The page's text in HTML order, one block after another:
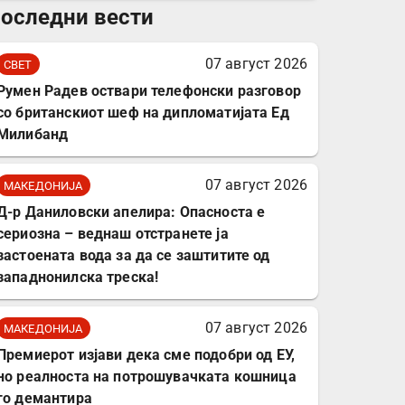
комплет за заштита на
вести
СВЕТ
07 август 2026
Радев оствари телефонски разговор
британскиот шеф на дипломатијата Ед
МАКЕДОНИЈА
07 август 2026
р Даниловски апелира: Опасноста е
– веднаш отстранете ја
вода за да се заштитите од
треска!
МАКЕДОНИЈА
07 август 2026
изјави дека сме подобри од ЕУ,
реалноста на потрошувачката кошница
демантира